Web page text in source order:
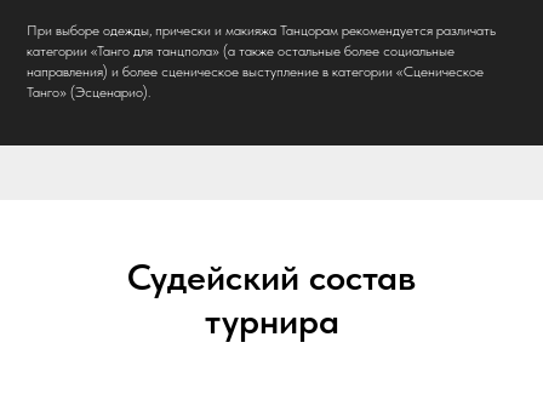
При выборе одежды, прически и макияжа Танцорам рекомендуется различать
категории «Танго для танцпола» (а также остальные более социальные
направления) и более сценическое выступление в категории «Сценическое
Танго» (Эсценарио).
Судейский состав
турнира